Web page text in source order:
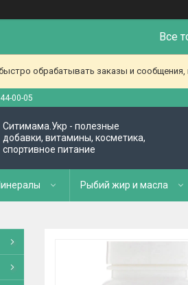
Все
обрабатывать заказы и
00-05
Ситимама.Укр - полезные
добавки, витамины, косметика,
спортивное питание
Рыбий жир и масла